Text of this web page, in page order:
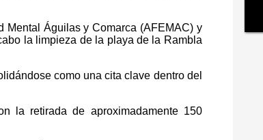
Mental Águilas y Comarca (AFEMAC) y
la limpieza de la playa de la Rambla
como una cita clave dentro del
la retirada de aproximadamente 150